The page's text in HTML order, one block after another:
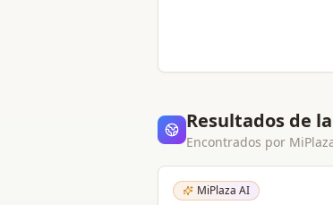
Resultados de
Encontrados por
MiPlaza AI